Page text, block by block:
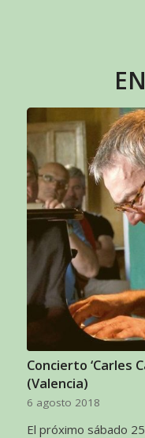
Concierto ‘Carles
(Valencia)
6 agosto 2018
El próximo sábado